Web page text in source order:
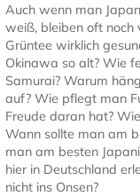
Auch wenn man
weiß, bleiben oft noch
Grüntee wirklich
Okinawa so alt? Wie
Samurai? Warum
auf? Wie pflegt man
Freude daran hat?
Wann sollte man am
man am besten
hier in Deutschland
nicht ins Onsen?